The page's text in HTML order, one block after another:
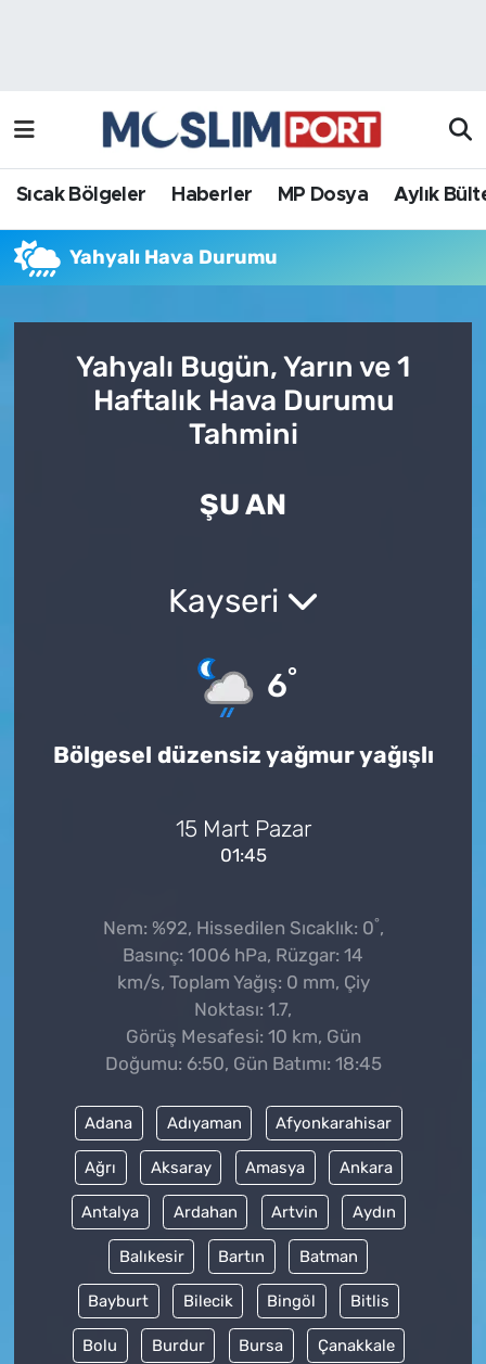
Sıcak Bölgeler Haberler MP Dosya Aylık
Yahyalı Hava Durumu
Yahyalı Bugün, Yarın ve 1
Haftalık Hava Durumu
Tahmini
ŞU AN
Kayseri
6°
Bölgesel düzensiz yağmur yağışlı
15 Mart Pazar
01:45
Nem: %92, Hissedilen Sıcaklık: 0°,
Basınç: 1006 hPa, Rüzgar: 14
km/s, Toplam Yağış: 0 mm, Çiy
Noktası: 1.7,
Görüş Mesafesi: 10 km, Gün
Doğumu: 6:50, Gün Batımı: 18:45
Adana Adıyaman Afyonkarahisar
Ağrı Aksaray Amasya Ankara
Antalya Ardahan Artvin Aydın
Balıkesir Bartın Batman
Bayburt Bilecik Bingöl Bitlis
Bolu Burdur Bursa Çanakkale
Haberler
MP Dosya
Röportaj Haber
Aylık Bülten